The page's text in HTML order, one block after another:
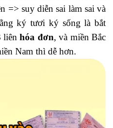
=> suy diễn sai làm sai và
ký tươi ký sống là bắt
liênhóa đơn, và miền Bắc
Nam thì dễ hơn.